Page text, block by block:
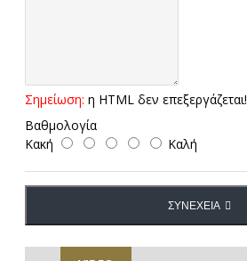
Σημείωση: η HTML δεν επεξεργάζεται!
Βαθμολογία
Κακή
Καλή
ΣΥΝΈΧΕΙΑ